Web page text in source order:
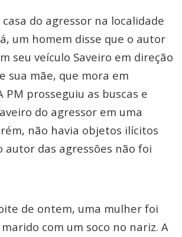
do agressor na localidade
um homem disse que o autor
seu veículo Saveiro em direção
sua mãe, que mora em
PM prosseguiu as buscas e
do agressor em uma
não havia objetos ilícitos
autor das agressões não foi
de ontem, uma mulher foi
com um soco no nariz. A